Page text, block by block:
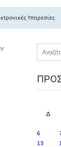
Υπηρεσίες
Δ
6
13